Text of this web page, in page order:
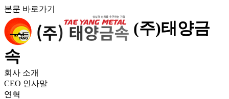
본문 바로가기
(주)태양금
속
회사 소개
CEO 인사말
연혁